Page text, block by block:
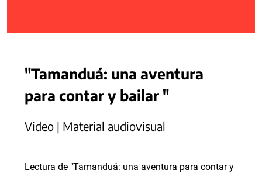
"Tamanduá: una aventura
para contar y bailar "
Video | Material audiovisual
Lectura de "Tamanduá: una aventura para contar y